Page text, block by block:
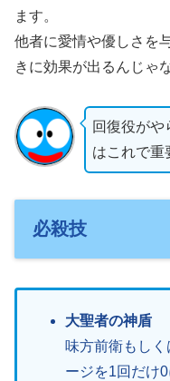
ます。
他者に愛情や優しさを
きに効果が出るんじゃ
回復役がや
はこれで重
必殺技
大聖者の神盾
味方前衛もし
ージを1回だけ